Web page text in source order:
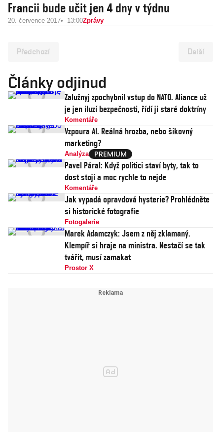
Francii bude učit jen 4 dny v týdnu
20. července 2017 13:00Zprávy
Předchozí Další
Články odjinud
Zalužnyj zpochybnil vstup do NATO. Aliance už
je jen iluzí bezpečnosti, řídí ji staré doktríny
Komentáře
Vzpoura AI. Reálná hrozba, nebo šikovný
marketing?
Analýza
Pavel Páral: Když politici staví byty, tak to
dost stojí a moc rychle to nejde
Komentáře
Jak vypadá opravdová hysterie? Prohlédněte
si historické fotografie
Fotogalerie
Marek Adamczyk: Jsem z něj zklamaný.
Klempíř si hraje na ministra. Nestačí se tak
tvářit, musí zamakat
Prostor X